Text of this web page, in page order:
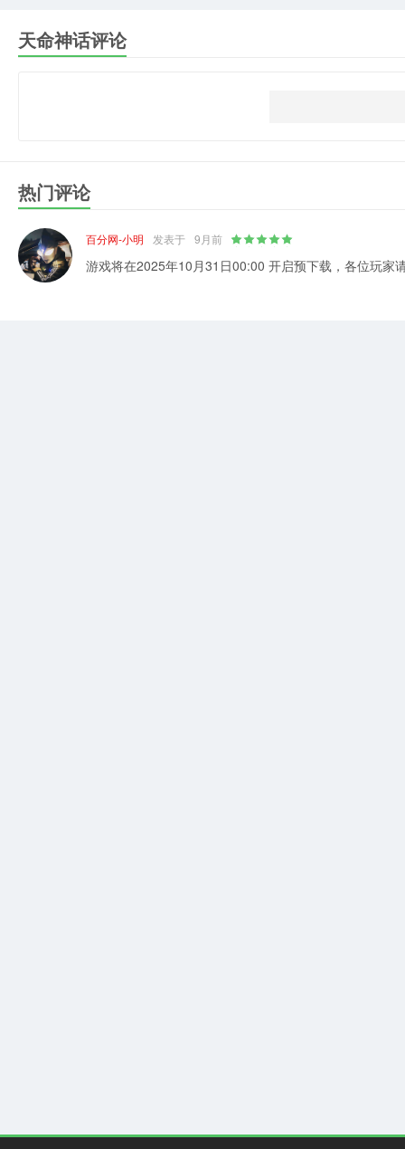
天命神话评论
热门评论
百分网-小明 发表于 9月前
游戏将在2025年10月31日00:00 开启预下载，各位玩家